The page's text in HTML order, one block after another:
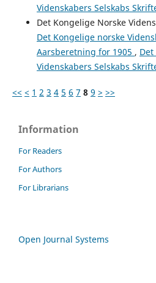
Videnskabers Selskabs
Det Kongelige Norske
Det Kongelige norske
Aarsberetning for 1905 ,
Videnskabers Selskabs
<< < 1 2 3 4 5 6 7 8 9 > >>
Information
For Readers
For Authors
For Librarians
Open Journal Systems